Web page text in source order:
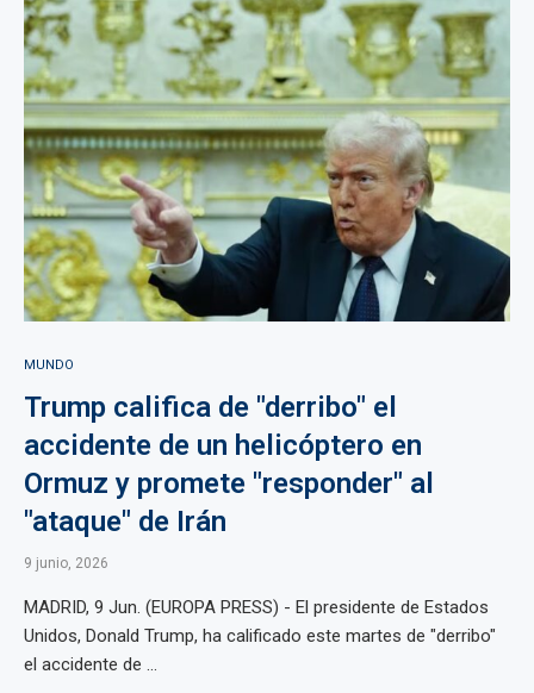
MUNDO
Trump califica de "derribo" el
accidente de un helicóptero en
Ormuz y promete "responder" al
"ataque" de Irán
9 junio, 2026
MADRID, 9 Jun. (EUROPA PRESS) - El presidente de Estados
Unidos, Donald Trump, ha calificado este martes de "derribo"
el accidente de ...